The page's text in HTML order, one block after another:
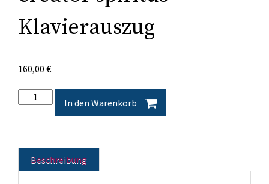
Klavierauszug
160,00 €
Handschuh:
spiritus
In den Warenkorb
Beschreibung